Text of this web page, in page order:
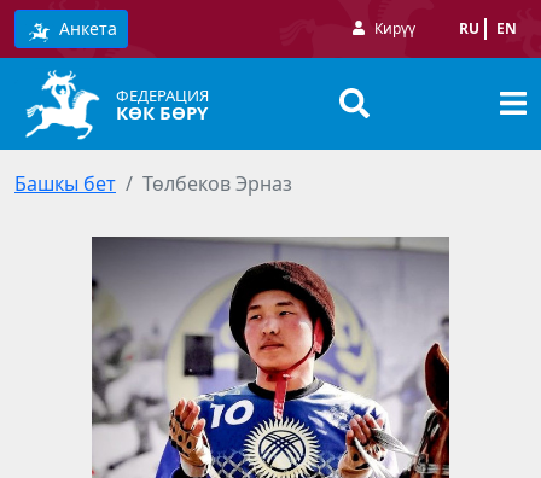
Анкета Кирүү RU EN
ФЕДЕРАЦИЯ
КӨК БӨРҮ
Башкы бет Төлбеков Эрназ